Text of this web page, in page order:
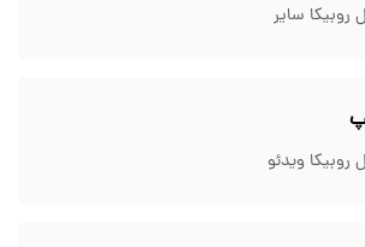
روبیکا سایر
روبیکا ویدئو